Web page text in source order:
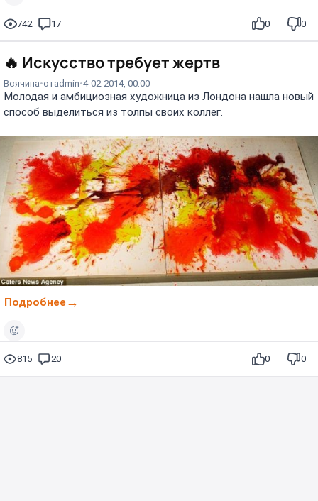
742 17 0 0
🔥 Искусство требует жертв
Всячина отadmin 4-02-2014, 00:00
Молодая и амбициозная художница из Лондона нашла новый
способ выделиться из толпы своих коллег.
Подробнее
815 20 0 0